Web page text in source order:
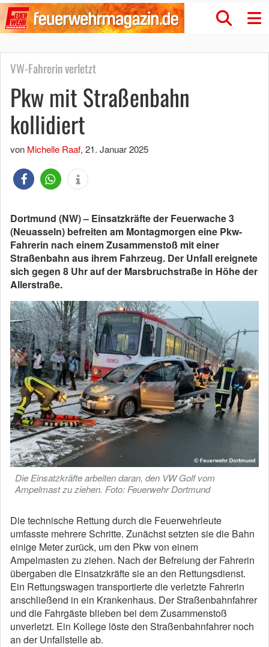
VW-Fahrerin verletzt
Pkw mit Straßenbahn
kollidiert
von Michelle Raaf, 21. Januar 2025
Dortmund (NW) – Einsatzkräfte der Feuerwache 3
(Neuasseln) befreiten am Montagmorgen eine Pkw-
Fahrerin nach einem Zusammenstoß mit einer
Straßenbahn aus ihrem Fahrzeug. Der Unfall ereignete
sich gegen 8 Uhr auf der Marsbruchstraße in Höhe der
Allerstraße.
Die Einsatzkräfte arbeiten daran, den VW Golf vom
Ampelmast zu ziehen. Foto: Feuerwehr Dortmund
Die technische Rettung durch die Feuerwehrleute
umfasste mehrere Schritte. Zunächst setzten sie die Bahn
einige Meter zurück, um den Pkw von einem
Ampelmasten zu ziehen. Nach der Befreiung der Fahrerin
übergaben die Einsatzkräfte sie an den Rettungsdienst.
Ein Rettungswagen transportierte die verletzte Fahrerin
anschließend in ein Krankenhaus. Der Straßenbahnfahrer
und die Fahrgäste blieben bei dem Zusammenstoß
unverletzt. Ein Kollege löste den Straßenbahnfahrer noch
an der Unfallstelle ab.